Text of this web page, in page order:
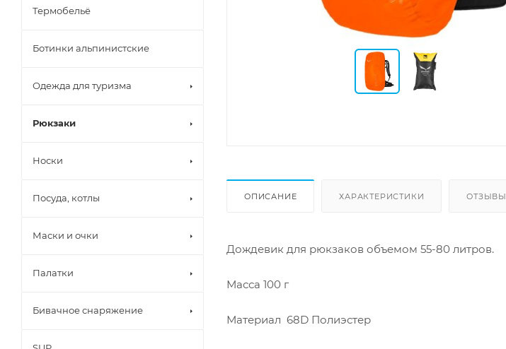
ОПИСАНИЕ ХАРАКТЕРИСТИКИ ОТЗЫВЫ
Дождевик для рюкзаков объемом 55-80 литров.
Масса 100 г
Материал 68D Полиэстер
Термобельё
Ботинки альпинистские
Одежда для туризма
Рюкзаки
Носки
Посуда, котлы
Маски и очки
Палатки
Бивачное снаряжение